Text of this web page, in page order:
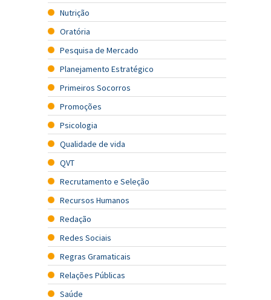
Nutrição
Oratória
Pesquisa de Mercado
Planejamento Estratégico
Primeiros Socorros
Promoções
Psicologia
Qualidade de vida
QVT
Recrutamento e Seleção
Recursos Humanos
Redação
Redes Sociais
Regras Gramaticais
Relações Públicas
Saúde